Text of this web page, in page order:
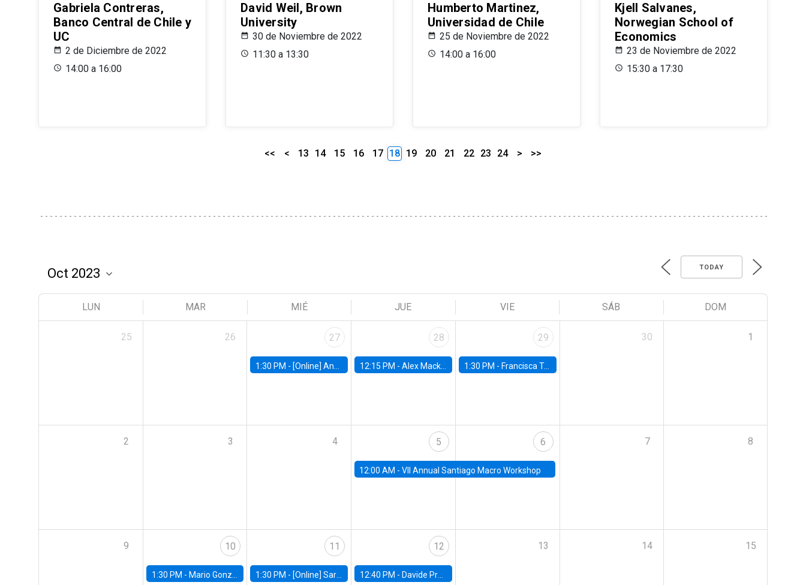
Gabriela Contreras,
Banco Central de Chile y
UC
2 de Diciembre de 2022
14:00 a 16:00
David Weil, Brown
University
30 de Noviembre de 2022
11:30 a 13:30
Humberto Martinez,
Universidad de Chile
25 de Noviembre de 2022
14:00 a 16:00
Kjell Salvanes,
Norwegian School of
Economics
23 de Noviembre de 2022
15:30 a 17:30
<< < 13 14 15 16 17 18 19 20 21 22 23 24 > >>
TODAY
LUN MAR MIÉ JUE VIE SÁB DOM
25 26 27
1:30 PM - [Online] Ana Tur Prats, UC Merced
28
12:15 PM -Alex Mackay, Harvard Business School
29
1:30 PM - Francisca Torrealba, estudiante de Doctorado en Economía UC
30 1
2 3 4 5
12:00 AM -VII Annual Santiago Macro Workshop
6 7 8
9 10
1:30 PM - Mario González, Banco Central de Chile
11
1:30 PM - [Online] Sarah Armitage, Boston University
12
12:40 PM - Davide Proserpio, Marshall School of Business
13 14 15